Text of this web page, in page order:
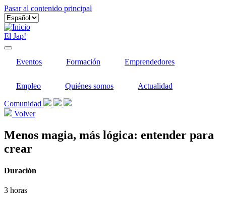
Pasar al contenido principal
El Jap!
Eventos Formación Emprendedores
Empleo Quiénes somos Actualidad
Comunidad
Volver
Menos magia, más lógica: entender para
crear
Duración
3 horas